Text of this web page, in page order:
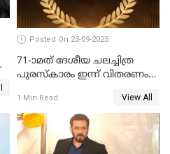
Posted On 23-09-2025
71-ാമത് ദേശീയ ചലച്ചിത്ര
പുരസ്‌കാരം ഇന്ന് വിതരണം
1 Min Read View All